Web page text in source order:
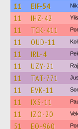
11 EIF-54
11 IHZ-42
11 TCK-411
11 OUD-11
11 IRL-4
11 UZY-21
11 TAT-771
11 EVK-11
11 IXS-11
11 IZO-20
51 EO-960